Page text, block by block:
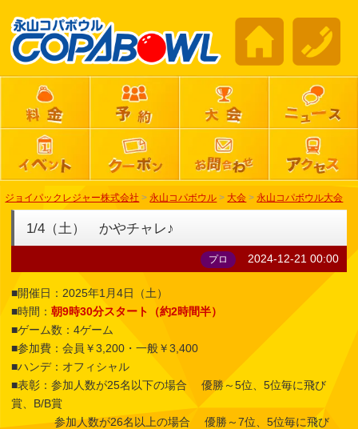
ジョイパックレジャー株式会社 > 永山コパボウル > 大会 > 永山コパボウル大会
1/4（土） かやチャレ♪
プロ 2024-12-21 00:00
■開催日：2025年1月4日（土）
■時間： 朝9時30分スタート（約2時間半）
■ゲーム数：4ゲーム
■参加費：会員￥3,200・一般￥3,400
■ハンデ：オフィシャル
■表彰：参加人数が25名以下の場合 優勝～5位、5位毎に飛び
賞、B/B賞
参加人数が26名以上の場合 優勝～7位、5位毎に飛び